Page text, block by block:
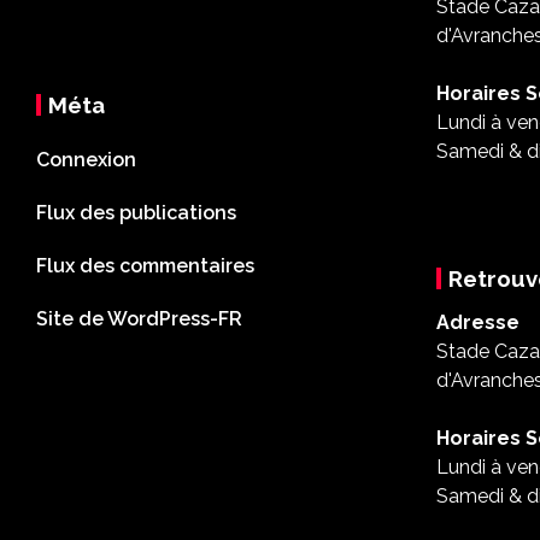
Méta
Connexion
Flux des publications
Flux des commentaires
Site de WordPress-FR
Stade
Horaires
Lundi à
Samedi &
Adresse
Stade
Horaires
Lundi à
Samedi &